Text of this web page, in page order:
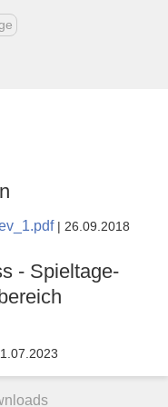
| 26.09.2018
- Spieltage-